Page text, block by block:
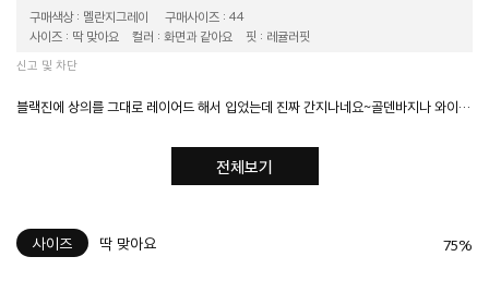
구매색상 : 멜란지그레이
구매사이즈 : 44
사이즈 : 딱 맞아요
컬러 : 화면과 같아요 핏 : 레귤러핏
신고 및 차단
블랙진에 상의를 그대로 레이어드 해서 입었는데 진짜 간지나네요~골덴바지나 와이드핏 바지에도 잘 어울려요~
전체보기
사이즈 딱 맞아요 75%